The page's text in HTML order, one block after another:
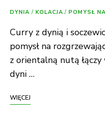
DYNIA / KOLACJA / POMYSŁ
Curry z dynią i
pomysł na
z orientalną nutą
dyni …
WIĘCEJ